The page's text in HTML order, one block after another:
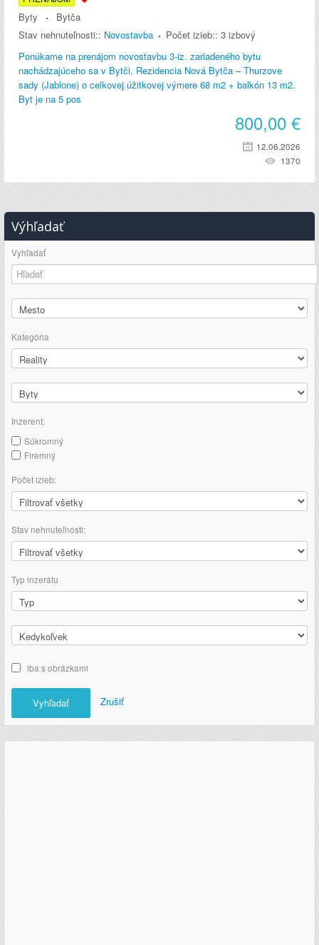
Byty
Bytča
Stav nehnuteľnosti:: Novostavba Počet izieb:: 3 izbový
Ponúkame na prenájom novostavbu 3-iz. zariadeného bytu
nachádzajúceho sa v Bytči, Rezidencia Nová Bytča – Thurzove
sady (Jablone) o celkovej úžitkovej výmere 68 m2 + balkón 13 m2.
Byt je na 5 pos
800,00 €
12.06.2026
1370
Výhľadať
Vyhľadať
Kategória
Inzerent:
Súkromný
Firemný
Počet izieb:
Stav nehnuteľnosti:
Typ inzerátu
iba s obrázkami
Vyhľadať Zrušiť